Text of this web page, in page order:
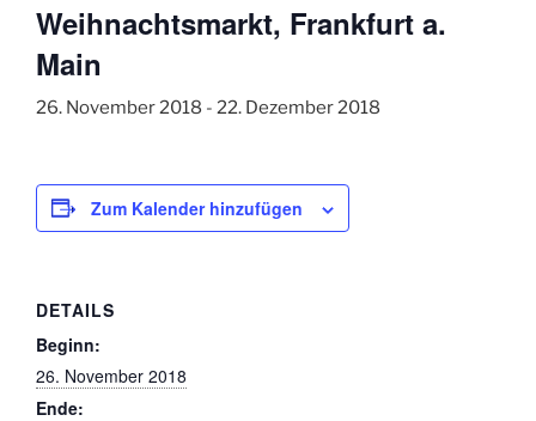
Weihnachtsmarkt, Frankfurt a.
Main
26. November 2018 - 22. Dezember 2018
Zum Kalender hinzufügen
DETAILS
Beginn:
26. November 2018
Ende: